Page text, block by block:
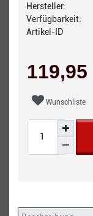
Hersteller:
Verfügbarkeit:
Artikel-ID
119,95
Wunschliste